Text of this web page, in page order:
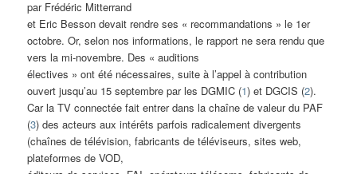
par Frédéric Mitterrand
et Eric Besson devait rendre ses « recommandations » le 1er
octobre. Or, selon nos informations, le rapport ne sera rendu que
vers la mi-novembre. Des « auditions
électives » ont été nécessaires, suite à l’appel à contribution
ouvert jusqu’au 15 septembre par les DGMIC (1) et DGCIS (2).
Car la TV connectée fait entrer dans la chaîne de valeur du PAF
(3) des acteurs aux intérêts parfois radicalement divergents
(chaînes de télévision, fabricants de téléviseurs, sites web,
plateformes de VOD,